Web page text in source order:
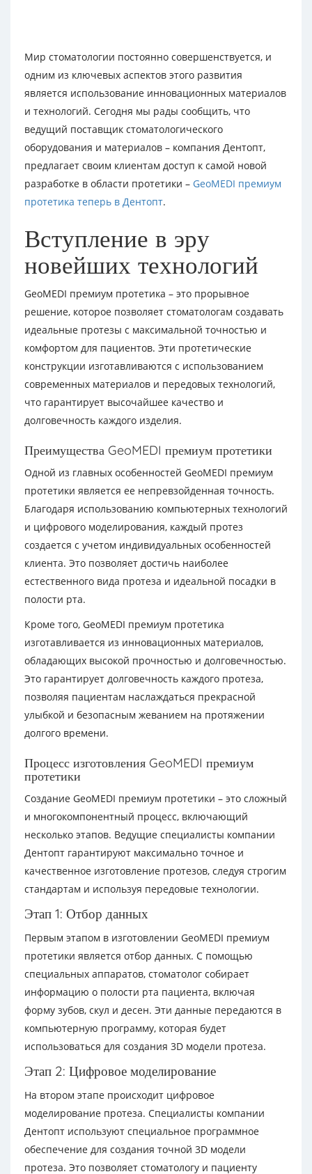
Мир стоматологии постоянно совершенствуется, и
одним из ключевых аспектов этого развития
является использование инновационных материалов
и технологий. Сегодня мы рады сообщить, что
ведущий поставщик стоматологического
оборудования и материалов – компания Дентопт,
предлагает своим клиентам доступ к самой новой
разработке в области протетики – GeoMEDI премиум
протетика теперь в Дентопт.
Вступление в эру
новейших технологий
GeoMEDI премиум протетика – это прорывное
решение, которое позволяет стоматологам создавать
идеальные протезы с максимальной точностью и
комфортом для пациентов. Эти протетические
конструкции изготавливаются с использованием
современных материалов и передовых технологий,
что гарантирует высочайшее качество и
долговечность каждого изделия.
Преимущества GeoMEDI премиум протетики
Одной из главных особенностей GeoMEDI премиум
протетики является ее непревзойденная точность.
Благодаря использованию компьютерных технологий
и цифрового моделирования, каждый протез
создается с учетом индивидуальных особенностей
клиента. Это позволяет достичь наиболее
естественного вида протеза и идеальной посадки в
полости рта.
Кроме того, GeoMEDI премиум протетика
изготавливается из инновационных материалов,
обладающих высокой прочностью и долговечностью.
Это гарантирует долговечность каждого протеза,
позволяя пациентам наслаждаться прекрасной
улыбкой и безопасным жеванием на протяжении
долгого времени.
Процесс изготовления GeoMEDI премиум
протетики
Создание GeoMEDI премиум протетики – это сложный
и многокомпонентный процесс, включающий
несколько этапов. Ведущие специалисты компании
Дентопт гарантируют максимально точное и
качественное изготовление протезов, следуя строгим
стандартам и используя передовые технологии.
Этап 1: Отбор данных
Первым этапом в изготовлении GeoMEDI премиум
протетики является отбор данных. С помощью
специальных аппаратов, стоматолог собирает
информацию о полости рта пациента, включая
форму зубов, скул и десен. Эти данные передаются в
компьютерную программу, которая будет
использоваться для создания 3D модели протеза.
Этап 2: Цифровое моделирование
На втором этапе происходит цифровое
моделирование протеза. Специалисты компании
Дентопт используют специальное программное
обеспечение для создания точной 3D модели
протеза. Это позволяет стоматологу и пациенту